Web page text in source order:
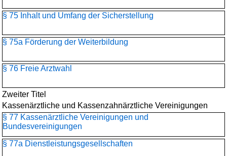
§ 75 Inhalt und Umfang der Sicherstellung
§ 75a Förderung der Weiterbildung
§ 76 Freie Arztwahl
Zweiter Titel
Kassenärztliche und Kassenzahnärztliche Vereinigungen
§ 77 Kassenärztliche Vereinigungen und
Bundesvereinigungen
§ 77a Dienstleistungsgesellschaften